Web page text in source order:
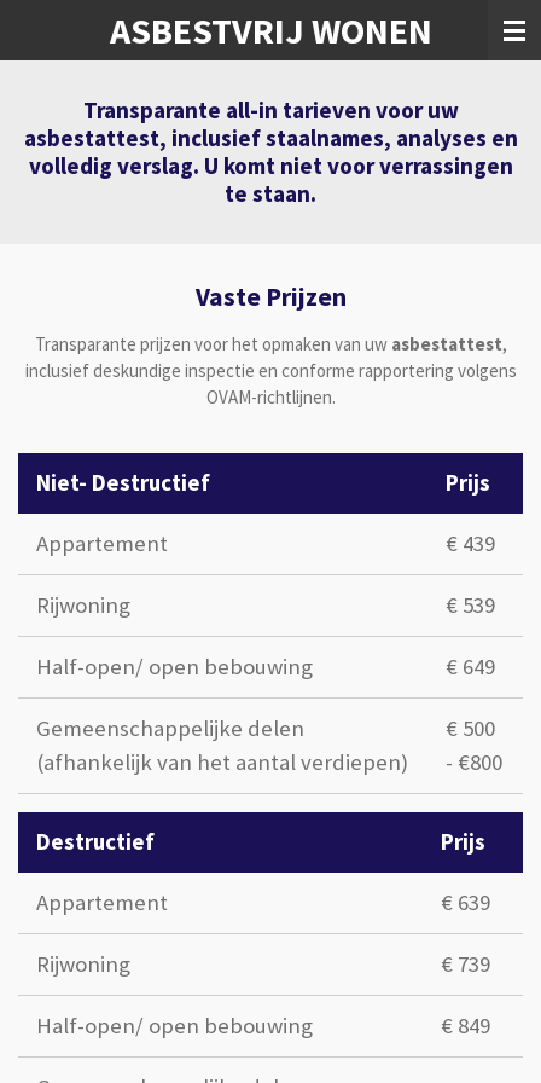
hoofdinhoud
ASBESTVRIJ WONEN
Transparante all-in tarieven voor uw
asbestattest, inclusief staalnames, analyses en
volledig verslag. U komt niet voor verrassingen
te staan.
Vaste Prijzen
Transparante prijzen voor het opmaken van uw asbestattest,
inclusief deskundige inspectie en conforme rapportering volgens
OVAM-richtlijnen.
Niet- Destructief Prijs
Appartement € 439
Rijwoning € 539
Half-open/ open bebouwing € 649
Gemeenschappelijke delen
(afhankelijk van het aantal verdiepen)
€ 500
- €800
Destructief Prijs
Appartement € 639
Rijwoning € 739
Half-open/ open bebouwing € 849